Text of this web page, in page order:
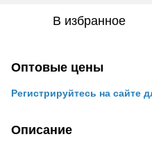
В избранное
Оптовые цены
Регистрируйтесь на сайте
Описание